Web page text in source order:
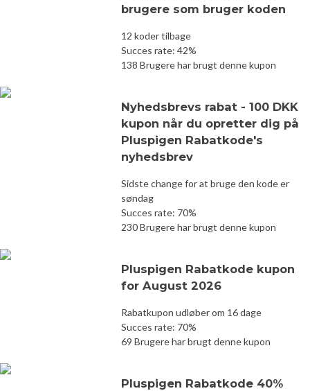
brugere som bruger koden
12 koder tilbage
Succes rate: 42%
138 Brugere har brugt denne kupon
Nyhedsbrevs rabat - 100 DKK
kupon når du opretter dig på
Pluspigen Rabatkode's
nyhedsbrev
Sidste change for at bruge den kode er
søndag
Succes rate: 70%
230 Brugere har brugt denne kupon
Pluspigen Rabatkode kupon
for August 2026
Rabatkupon udløber om 16 dage
Succes rate: 70%
69 Brugere har brugt denne kupon
Pluspigen Rabatkode 40%